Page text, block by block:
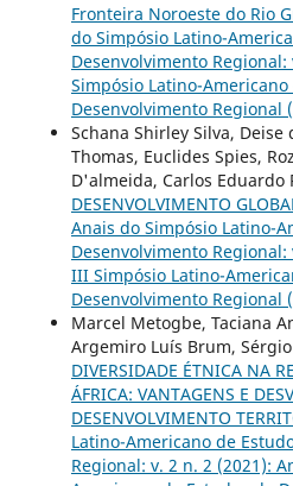
Fronteira Noroeste do Rio
do Simpósio Latino-
Desenvolvimento
Simpósio Latino-
Desenvolvimento Regional
Schana Shirley Silva, Deise
Thomas, Euclides Spies,
D'almeida, Carlos Eduardo
DESENVOLVIMENTO
Anais do Simpósio Latino-
Desenvolvimento
III Simpósio Latino-
Desenvolvimento Regional
Marcel Metogbe, Taciana
Argemiro Luís Brum,
DIVERSIDADE ÉTNICA NA
ÁFRICA: VANTAGENS E
DESENVOLVIMENTO
Latino-Americano de
Regional: v. 2 n. 2 (2021):